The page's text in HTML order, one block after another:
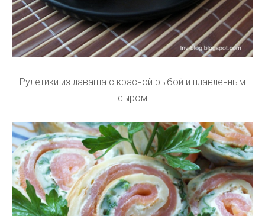
Рулетики из лаваша с красной рыбой и плавленным
сыром